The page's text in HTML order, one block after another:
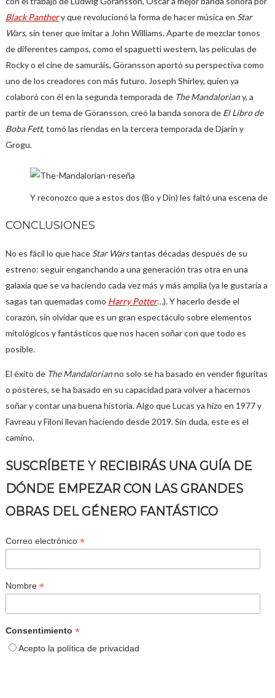
Black Panthery que revolucionó la forma de hacer música en Star
Wars, sin tener que imitar a John Williams. Aparte de mezclar tonos
de diferentes campos, como el spaguetti western, las películas de
Rocky o el cine de samuráis, Göransson aportó su perspectiva como
uno de los creadores con más futuro. Joseph Shirley, quien ya
colaboró con él en la segunda temporada de The Mandaloriany, a
partir de un tema de Göransson, creó la banda sonora de El Libro de
Boba Fett, tomó las riendas en la tercera temporada de Djarin y
Grogu.
Y reconozco que a estos dos (Bo y Din) les faltó una escena de
CONCLUSIONES
No es fácil lo que hace Star Warstantas décadas después de su
estreno: seguir enganchando a una generación tras otra en una
galaxia que se va haciendo cada vez más y más amplia (ya le gustaría a
sagas tan quemadas como Harry Potter…). Y hacerlo desde el
corazón, sin olvidar que es un gran espectáculo sobre elementos
mitológicos y fantásticos que nos hacen soñar con que todo es
posible.
El éxito de The Mandalorianno solo se ha basado en vender figuritas
o pósteres, se ha basado en su capacidad para volver a hacernos
soñar y contar una buena historia. Algo que Lucas ya hizo en 1977 y
Favreau y Filoni llevan haciendo desde 2019. Sin duda, este es el
camino.
SUSCRÍBETE Y RECIBIRÁS UNA GUÍA DE
DÓNDE EMPEZAR CON LAS GRANDES
OBRAS DEL GÉNERO FANTÁSTICO
Correo electrónico *
Nombre *
Consentimiento *
Acepto la política de privacidad